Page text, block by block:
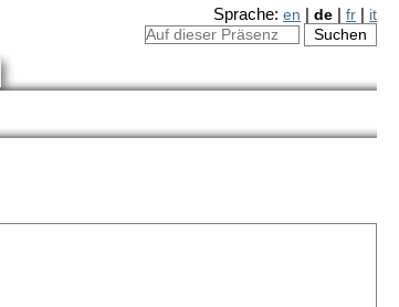
Sprache:en |de |fr it